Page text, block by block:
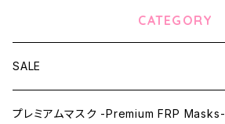
CATEGORY
SALE
プレミアムマスク -Premium FRP Masks-